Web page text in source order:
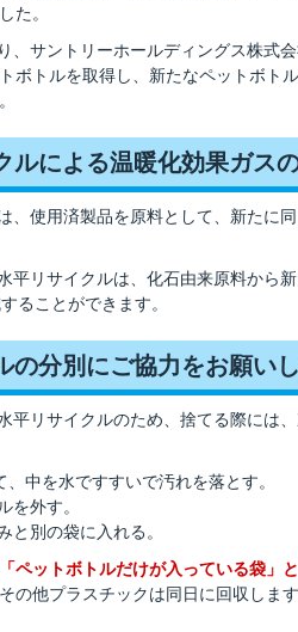
た。
、サントリーホールディングス株式
ボトルを取得し、新たなペットボト
ルによる温暖化効果ガス
、使用済製品を原料として、新たに
平リサイクルは、化石由来原料から
ることができます。
の分別にご協力をお願い
平リサイクルのため、捨てる際には
中を水ですすいで汚れを落とす。
を外す。
と別の袋に入れる。
ペットボトルだけが入っている袋」と
の他プラスチックは同日に回収しま